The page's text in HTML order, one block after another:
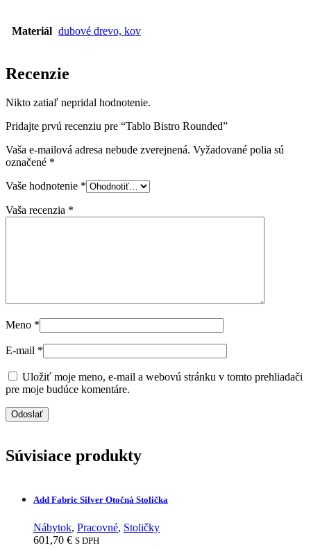
Materiál dubové drevo, kov
Recenzie
Nikto zatiaľ nepridal hodnotenie.
Pridajte prvú recenziu pre “Tablo Bistro Rounded”
Vaša e-mailová adresa nebude zverejnená. Vyžadované polia sú
označené *
Vaše hodnotenie *
Vaša recenzia *
Meno *
E-mail *
Uložiť moje meno, e-mail a webovú stránku v tomto prehliadači
pre moje budúce komentáre.
Súvisiace produkty
Add Fabric Silver Otočná Stolička
Nábytok, Pracovné, Stoličky
601,70 € S DPH